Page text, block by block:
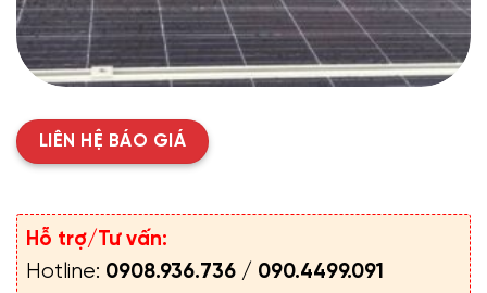
LIÊN HỆ BÁO GIÁ
Hỗ trợ/Tư vấn:
Hotline: 0908.936.736 / 090.4499.091